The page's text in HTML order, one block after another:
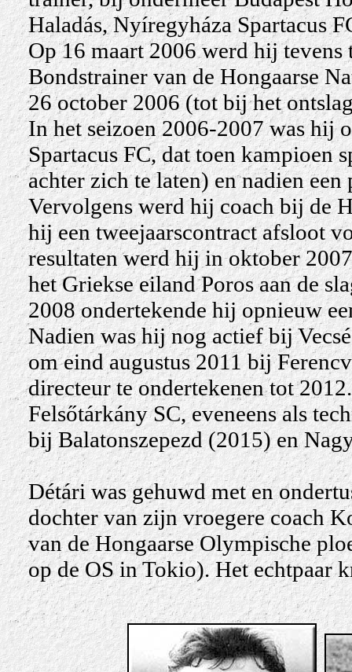
Haladás, Nyíregyháza Spartacus
Op 16 maart 2006 werd hij tevens
Bondstrainer van de Hongaarse
26 october 2006 (tot bij het
In het seizoen 2006-2007 was hij
Spartacus FC, dat toen kampioen
achter zich te laten) en nadien
Vervolgens werd hij coach bij de
hij een tweejaarscontract afsloot
resultaten werd hij in oktober
het Griekse eiland Porosaan de
2008 ondertekende hij opnieuw
Nadien was hij nog actief bij
om eind augustus 2011 bij
directeur te ondertekenen tot
Felsőtárkány SC, eveneens als
bij Balatonszepezd (2015) en
Détári was gehuwd met en
dochter van zijn vroegere coach
van de Hongaarse Olympische
op de OS in Tokio). Het echtpaar